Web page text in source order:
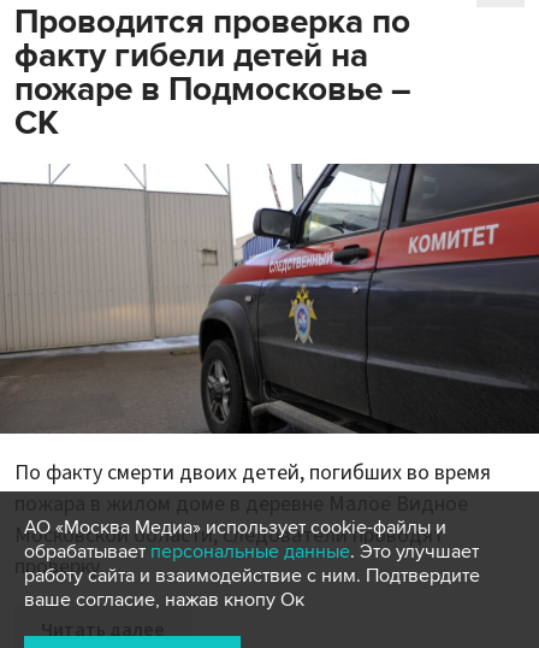
Проводится проверка по
факту гибели детей на
пожаре в Подмосковье –
СК
По факту смерти двоих детей, погибших во время
Московской области, следователи проводят
проверку.
Читать далее
АО «Москва Медиа» использует cookie-файлы и
обрабатывает персональные данные. Это улучшает
работу сайта и взаимодействие с ним. Подтвердите
ваше согласие, нажав кнопу Ок